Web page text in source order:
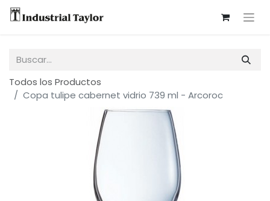
Todos los Productos
Copa tulipe cabernet vidrio 739 ml - Arcoroc